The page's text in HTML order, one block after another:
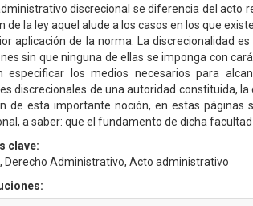
discrecional se diferencia del acto
de la ley aquel alude a los casos en los que
aplicación de la norma. La discrecionalidad
sin que ninguna de ellas se imponga con
especificar los medios necesarios para
discrecionales de una autoridad constituida,
de esta importante noción, en estas
a saber: que el fundamento de dicha
clave:
Derecho Administrativo, Acto administrativo